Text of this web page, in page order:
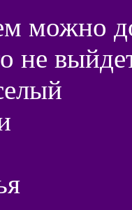
можно
не